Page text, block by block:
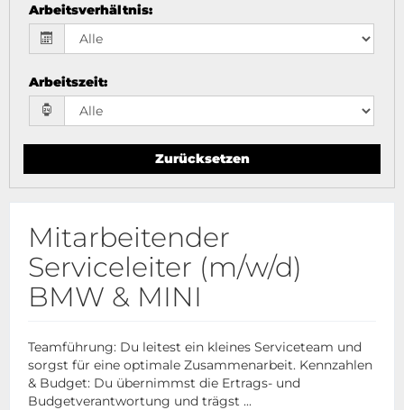
Arbeitsverhältnis:
Arbeitszeit:
Zurücksetzen
Mitarbeitender
Serviceleiter (m/w/d)
BMW & MINI
Teamführung: Du leitest ein kleines Serviceteam und
sorgst für eine optimale Zusammenarbeit. Kennzahlen
& Budget: Du übernimmst die Ertrags- und
Budgetverantwortung und trägst ...